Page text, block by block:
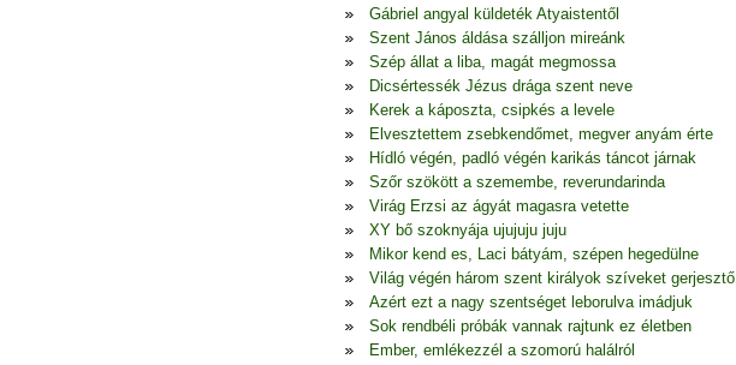
Gábriel angyal küldeték Atyaistentől
Szent János áldása szálljon mireánk
Szép állat a liba, magát megmossa
Dicsértessék Jézus drága szent neve
Kerek a káposzta, csipkés a levele
Elvesztettem zsebkendőmet, megver anyám érte
Hídló végén, padló végén karikás táncot járnak
Szőr szökött a szemembe, reverundarinda
Virág Erzsi az ágyát magasra vetette
XY bő szoknyája ujujuju juju
Mikor kend es, Laci bátyám, szépen hegedülne
Világ végén három szent királyok szíveket gerjesztő
Azért ezt a nagy szentséget leborulva imádjuk
Sok rendbéli próbák vannak rajtunk ez életben
Ember, emlékezzél a szomorú halálról